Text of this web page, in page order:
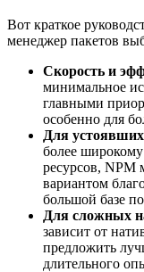
Вот краткое
менеджер пакетов
Скорость и
минимальное
главными
особенно для
Для
более
ресурсов, NPM
вариантом
большой базе
Для сложных
зависит от
предложить
длительного